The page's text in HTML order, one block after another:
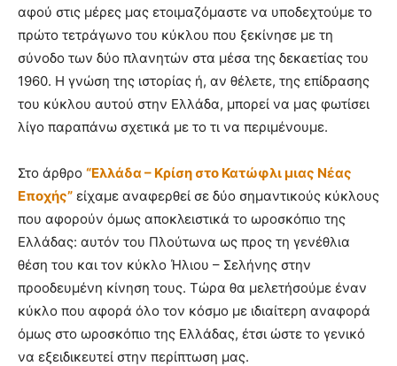
αφού στις μέρες μας ετοιμαζόμαστε να υποδεχτούμε το
πρώτο τετράγωνο του κύκλου που ξεκίνησε με τη
σύνοδο των δύο πλανητών στα μέσα της δεκαετίας του
1960. Η γνώση της ιστορίας ή, αν θέλετε, της επίδρασης
του κύκλου αυτού στην Ελλάδα, μπορεί να μας φωτίσει
λίγο παραπάνω σχετικά με το τι να περιμένουμε.
Στο άρθρο “Ελλάδα – Κρίση στο Κατώφλι μιας Νέας
Εποχής” είχαμε αναφερθεί σε δύο σημαντικούς κύκλους
που αφορούν όμως αποκλειστικά το ωροσκόπιο της
Ελλάδας: αυτόν του Πλούτωνα ως προς τη γενέθλια
θέση του και τον κύκλο Ήλιου – Σελήνης στην
προοδευμένη κίνηση τους. Τώρα θα μελετήσούμε έναν
κύκλο που αφορά όλο τον κόσμο με ιδιαίτερη αναφορά
όμως στο ωροσκόπιο της Ελλάδας, έτσι ώστε το γενικό
να εξειδικευτεί στην περίπτωση μας.